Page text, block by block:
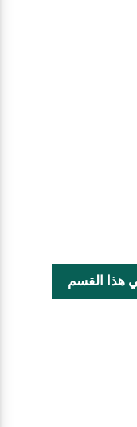
هذا القسم